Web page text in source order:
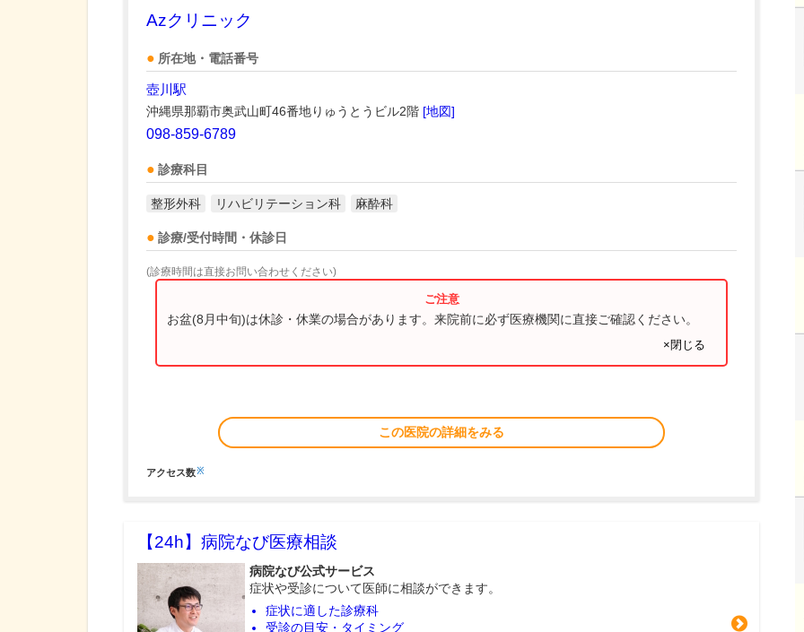
Azクリニック
所在地・電話番号
壺川駅
沖縄県那覇市奥武山町46番地りゅうとうビル2階 [地図]
098-859-6789
診療科目
整形外科 リハビリテーション科 麻酔科
診療/受付時間・休診日
(診療時間は直接お問い合わせください)
お盆(8月中旬)は休診・休業の場合があります。来院前に必ず医療機関に直接ご確認ください。
×閉じる
この医院の詳細をみる
アクセス数※
【24h】 病院なび医療相談
病院なび公式サービス
症状や受診について医師に相談ができます。
症状に適した診療科
受診の目安・タイミング